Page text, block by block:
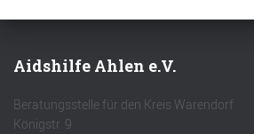
Aidshilfe Ahlen e.V.
Beratungsstelle für den Kreis Warendorf
Königstr. 9